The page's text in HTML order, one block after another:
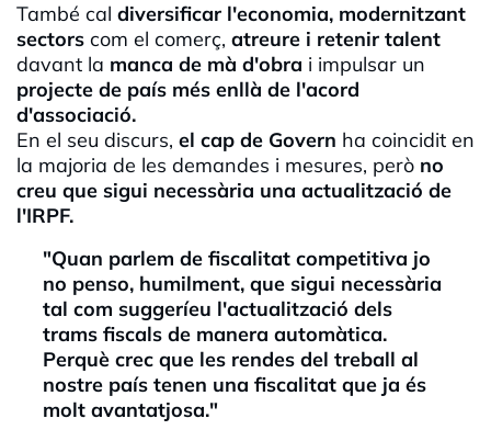
També cal diversificar l'economia, modernitzant
sectors com el comerç, atreure i retenir talent
davant la manca de mà d'obra i impulsar un
projecte de país més enllà de l'acord
d'associació.
En el seu discurs, el cap de Govern ha coincidit en
la majoria de les demandes i mesures, però no
creu que sigui necessària una actualització de
l'IRPF.
"Quan parlem de fiscalitat competitiva jo
no penso, humilment, que sigui necessària
tal com suggeríeu l'actualització dels
trams fiscals de manera automàtica.
Perquè crec que les rendes del treball al
nostre país tenen una fiscalitat que ja és
molt avantatjosa."